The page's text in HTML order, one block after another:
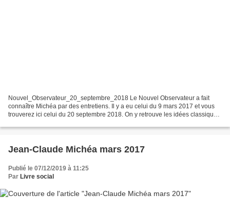
Nouvel_Observateur_20_septembre_2018 Le Nouvel Observateur a fait
connaître Michéa par des entretiens. Il y a eu celui du 9 mars 2017 et vous
trouverez ici celui du 20 septembre 2018. On y retrouve les idées classiques
Jean-Claude Michéa mars 2017
Publié le 07/12/2019 à 11:25
Par Livre social